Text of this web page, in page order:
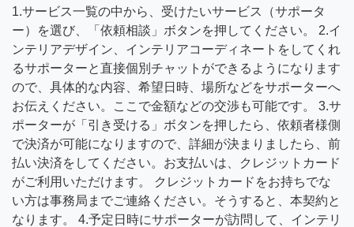
1.サービス一覧の中から、受けたいサービス（サポータ
ー）を選び、「依頼相談」ボタンを押してください。 2.イ
ンテリアデザイン、インテリアコーディネートをしてくれ
るサポーターと直接個別チャットができるようになります
ので、具体的な内容、希望日時、場所などをサポーターへ
お伝えください。ここで金額などの交渉も可能です。 3.サ
ポーターが「引き受ける」ボタンを押したら、依頼者様側
で決済が可能になりますので、詳細が決まりましたら、前
払い決済をしてください。お支払いは、クレジットカード
がご利用いただけます。 クレジットカードをお持ちでな
い方は事務局までご連絡ください。そうすると、本契約と
なります。 4.予定日時にサポーターが訪問して、インテリ